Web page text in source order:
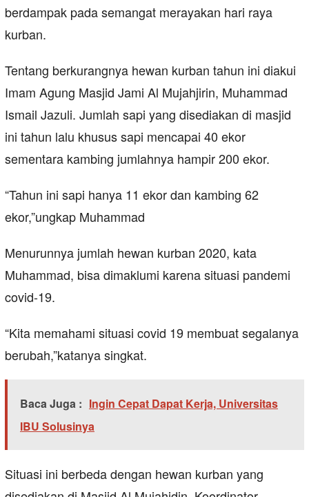
berdampak pada semangat merayakan hari raya
kurban.
Tentang berkurangnya hewan kurban tahun ini diakui
Imam Agung Masjid Jami Al Mujahjirin, Muhammad
Ismail Jazuli. Jumlah sapi yang disediakan di masjid
ini tahun lalu khusus sapi mencapai 40 ekor
sementara kambing jumlahnya hampir 200 ekor.
“Tahun ini sapi hanya 11 ekor dan kambing 62
ekor,”ungkap Muhammad
Menurunnya jumlah hewan kurban 2020, kata
Muhammad, bisa dimaklumi karena situasi pandemi
covid-19.
“Kita memahami situasi covid 19 membuat segalanya
berubah,”katanya singkat.
Baca Juga : Ingin Cepat Dapat Kerja, Universitas
IBU Solusinya
Situasi ini berbeda dengan hewan kurban yang